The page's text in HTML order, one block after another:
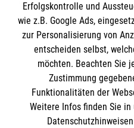
Empfänger: Malteser
IBAN: DE10 3706 0120
BIC: GENODED 1PA7
Erfolgskontrolle und
wie z.B. Google Ads,
zur Personalisierung von
entscheiden selbst,
möchten. Beachten Sie
Zustimmung
Funktionalitäten der
Weitere Infos finden Sie